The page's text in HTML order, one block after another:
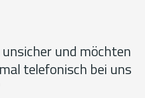
und möchten
telefonisch bei uns